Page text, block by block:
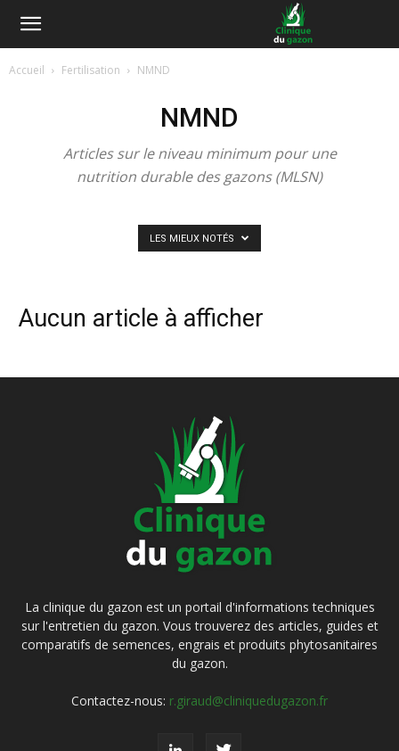
Accueil Fertilisation NMND
NMND
Articles sur le niveau minimum pour une
nutrition durable des gazons (MLSN)
LES MIEUX NOTÉS
Aucun article à afficher
La clinique du gazon est un portail d'informations techniques
sur l'entretien du gazon. Vous trouverez des articles, guides et
comparatifs de semences, engrais et produits phytosanitaires
du gazon.
Contactez-nous: r.giraud@cliniquedugazon.fr